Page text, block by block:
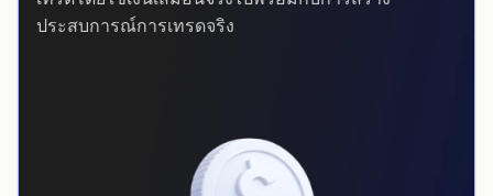
ประสบการณ์การเทรดจริง